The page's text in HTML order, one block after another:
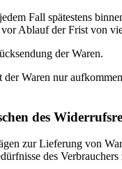
Fall spätestens
Ablauf der Frist von
der Waren.
der Waren nur
des
zur Lieferung von
des